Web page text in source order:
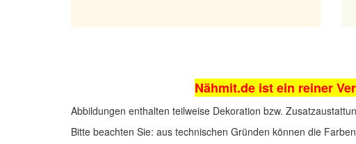
Nähmit.de ist ein reiner
Abbildungen enthalten teilweise Dekoration bzw.
Bitte beachten Sie: aus technischen Gründen können die